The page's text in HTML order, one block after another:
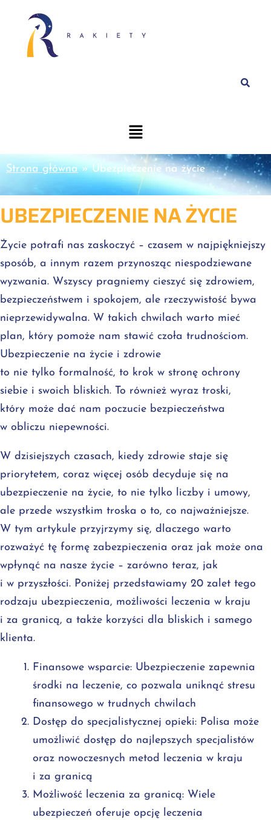
Strona główna»Ubezpieczenie na życie
UBEZPIECZENIE NA ŻYCIE
Życie potrafi nas zaskoczyć – czasem w najpiękniejszy
sposób, a innym razem przynosząc niespodziewane
wyzwania. Wszyscy pragniemy cieszyć się zdrowiem,
bezpieczeństwem i spokojem, ale rzeczywistość bywa
nieprzewidywalna. W takich chwilach warto mieć
plan, który pomoże nam stawić czoła trudnościom.
Ubezpieczenie na życie i zdrowie
to nie tylko formalność, to krok w stronę ochrony
siebie i swoich bliskich. To również wyraz troski,
który może dać nam poczucie bezpieczeństwa
w obliczu niepewności.
W dzisiejszych czasach, kiedy zdrowie staje się
priorytetem, coraz więcej osób decyduje się na
ubezpieczenie na życie, to nie tylko liczby i umowy,
ale przede wszystkim troska o to, co najważniejsze.
W tym artykule przyjrzymy się, dlaczego warto
rozważyć tę formę zabezpieczenia oraz jak może ona
wpłynąć na nasze życie – zarówno teraz, jak
i w przyszłości. Poniżej przedstawiamy 20 zalet tego
rodzaju ubezpieczenia, możliwości leczenia w kraju
i za granicą, a także korzyści dla bliskich i samego
klienta.
Finansowe wsparcie: Ubezpieczenie zapewnia
środki na leczenie, co pozwala uniknąć stresu
finansowego w trudnych chwilach
Dostęp do specjalistycznej opieki: Polisa może
umożliwić dostęp do najlepszych specjalistów
oraz nowoczesnych metod leczenia w kraju
i za granicą
Możliwość leczenia za granicą: Wiele
ubezpieczeń oferuje opcję leczenia